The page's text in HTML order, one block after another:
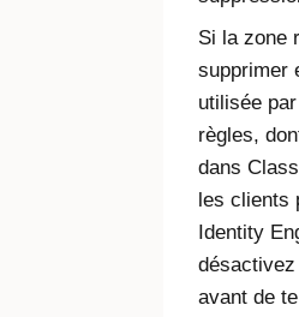
Si la zone
supprimer
utilisée
règles,
dans
les clients
Identity
avant de